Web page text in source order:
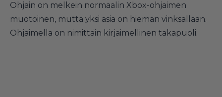
Ohjain on melkein normaalin Xbox-ohjaimen
muotoinen, mutta yksi asia on hieman vinksallaan.
Ohjaimella on nimittäin kirjaimellinen takapuoli.